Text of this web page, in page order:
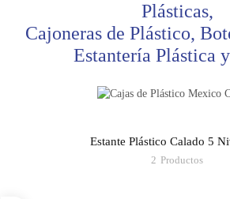
Plásticas,
Cajoneras de Plástico,
Estantería Plástica
Estante Plástico Calado 5
2 Productos